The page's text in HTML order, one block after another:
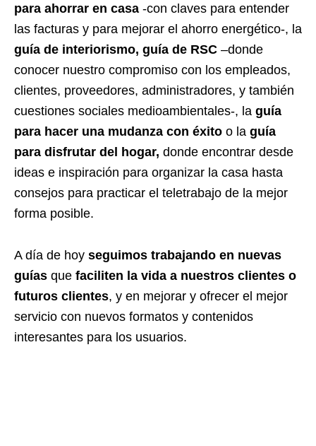
para ahorrar en casa -con claves para entender
las facturas y para mejorar el ahorro energético-, la
guía de interiorismo, guía de RSC –donde
conocer nuestro compromiso con los empleados,
clientes, proveedores, administradores, y también
cuestiones sociales medioambientales-, la guía
para hacer una mudanza con éxito o la guía
para disfrutar del hogar, donde encontrar desde
ideas e inspiración para organizar la casa hasta
consejos para practicar el teletrabajo de la mejor
forma posible.
A día de hoy seguimos trabajando en nuevas
guías que faciliten la vida a nuestros clientes o
futuros clientes, y en mejorar y ofrecer el mejor
servicio con nuevos formatos y contenidos
interesantes para los usuarios.